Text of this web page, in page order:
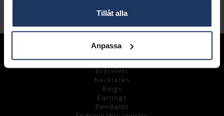
Tillåt alla
Anpassa
Andra köpte även
Bracelets
Necklaces
Rings
Earrings
Pendants